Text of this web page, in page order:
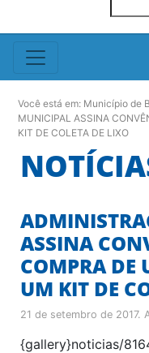
Você está em: Município de
MUNICIPAL ASSINA
KIT DE COLETA DE LIXO
ASSINA
COMPRA DE
UM KIT DE
21 de setembro de 2017.
{gallery}noticias/